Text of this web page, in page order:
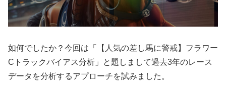
如何でしたか？今回は「【人気の差し馬に警戒】フラワー
Cトラックバイアス分析」と題しまして過去3年のレース
データを分析するアプローチを試みました。